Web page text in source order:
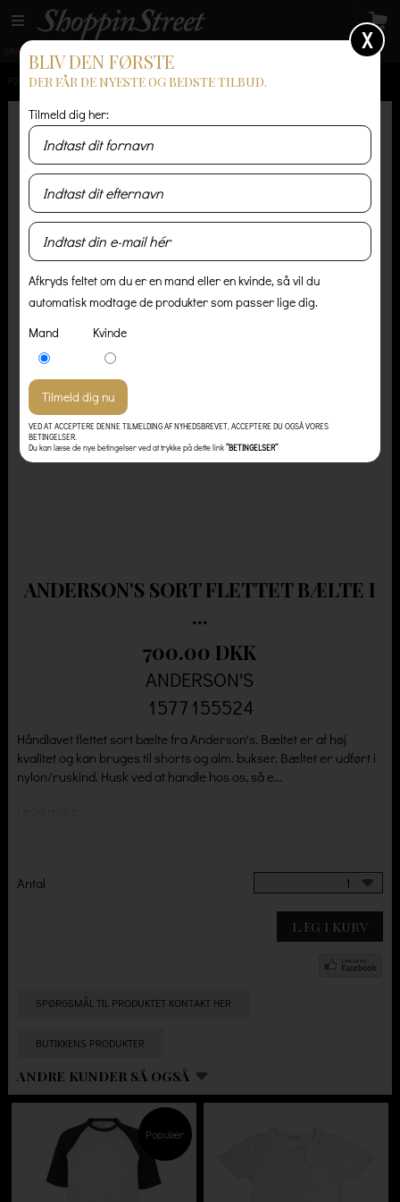
GRATIS LEVERING
FORSIDE / HERRE / ACCESSORIES / ANDERSON'S SORT FLETTET BÆLTE I NYLON/RUSKIND
ANDERSON'S SORT FLETTET BÆLTE I
...
700.00 DKK
ANDERSON'S
1577155524
Håndlavet flettet sort bælte fra Anderson's. Bæltet er af høj
kvalitet og kan bruges til shorts og alm. bukser. Bæltet er udført i
nylon/ruskind. Husk ved at handle hos os, så e...
Antal 1
LÆG I KURV
SPØRGSMÅL TIL PRODUKTET KONTAKT HER
BUTIKKENS PRODUKTER
ANDRE KUNDER SÅ OGSÅ
Populær
X
BLIV DEN FØRSTE
DER FÅR DE NYESTE OG BEDSTE TILBUD.
Tilmeld dig her:
Afkryds feltet om du er en mand eller en kvinde, så vil du
automatisk modtage de produkter som passer lige dig.
Mand
Kvinde
VED AT ACCEPTERE DENNE TILMELDING AF NYHEDSBREVET, ACCEPTERE DU OGSÅ VORES
BETINGELSER.
Du kan læse de nye betingelser ved at trykke på dette link”BETINGELSER”